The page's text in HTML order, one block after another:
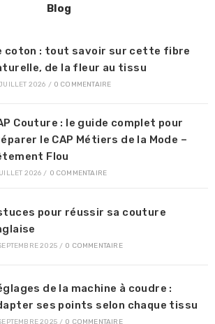
Blog
coton : tout savoir sur cette fibre
de la fleur au tissu
2026 / 0 COMMENTAIRE
Couture : le guide complet pour
le CAP Métiers de la Mode –
Flou
2026 / 0 COMMENTAIRE
pour réussir sa couture
2025 / 0 COMMENTAIRE
de la machine à coudre :
ses points selon chaque tissu
2025 / 0 COMMENTAIRE